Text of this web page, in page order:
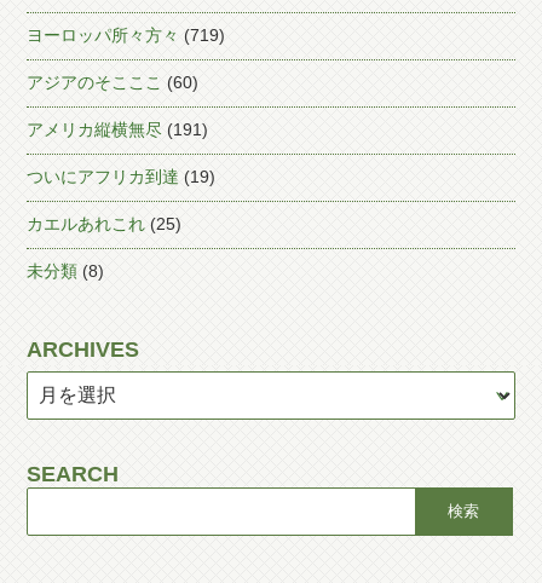
ヨーロッパ所々方々 (719)
アジアのそこここ (60)
アメリカ縦横無尽 (191)
ついにアフリカ到達 (19)
カエルあれこれ (25)
未分類 (8)
ARCHIVES
SEARCH